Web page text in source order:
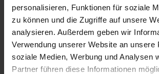
personalisieren, Funktionen für soziale
zu können und die Zugriffe auf unsere
analysieren. Außerdem geben wir
Verwendung unserer Website an unsere
soziale Medien, Werbung und Analysen
Partner führen diese Informationen